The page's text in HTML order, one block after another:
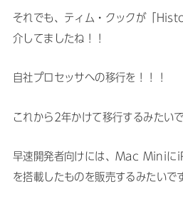
それでも、ティム・クックが「
介してましたね！！
自社プロセッサへの移行を！！！
これから2年かけて移行するみたいで
早速開発者向けには、Mac Mini
を搭載したものを販売するみたいで